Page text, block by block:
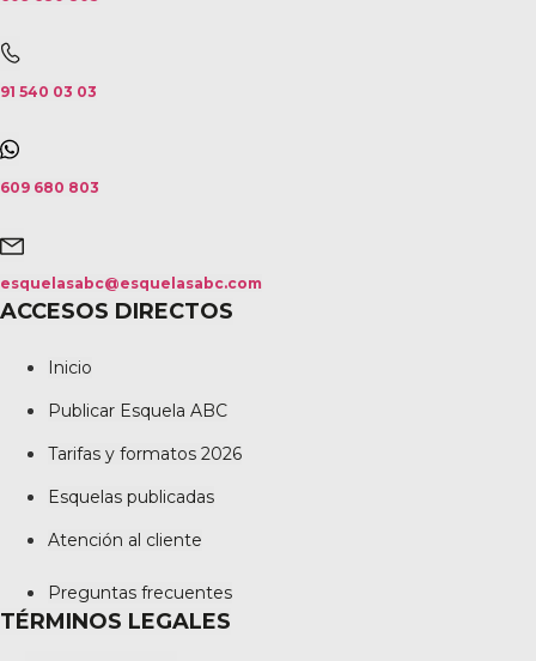
91 540 03 03
609 680 803
esquelasabc@esquelasabc.com
ACCESOS DIRECTOS
Inicio
Publicar Esquela ABC
Tarifas y formatos 2026
Esquelas publicadas
Atención al cliente
Preguntas frecuentes
TÉRMINOS LEGALES